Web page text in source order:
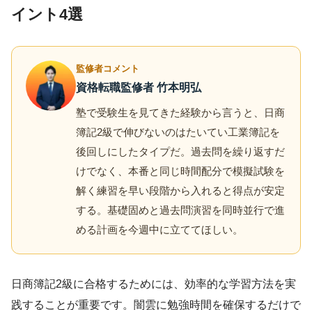
イント4選
監修者コメント
資格転職監修者 竹本明弘
塾で受験生を見てきた経験から言うと、日商
簿記2級で伸びないのはたいてい工業簿記を
後回しにしたタイプだ。過去問を繰り返すだ
けでなく、本番と同じ時間配分で模擬試験を
解く練習を早い段階から入れると得点が安定
する。基礎固めと過去問演習を同時並行で進
める計画を今週中に立ててほしい。
日商簿記2級に合格するためには、効率的な学習方法を実
践することが重要です。闇雲に勉強時間を確保するだけで